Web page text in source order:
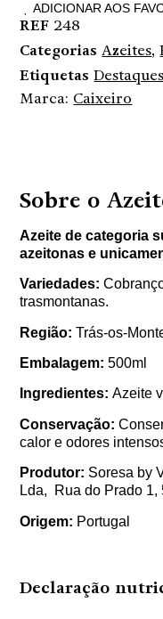
ADICIONAR AOS
REF 248
Categorias Azeites,
Etiquetas Destaques
Marca: Caixeiro
Sobre o
Azeite de categoria
azeitonas e
Variedades:
trasmontanas.
Região: Trás-os-
Embalagem: 500ml
Ingredientes: Azeite
Conservação:
calor e odores
Produtor: Soresa by
Lda, Rua do Prado 1,
Origem: Portugal
Declaração